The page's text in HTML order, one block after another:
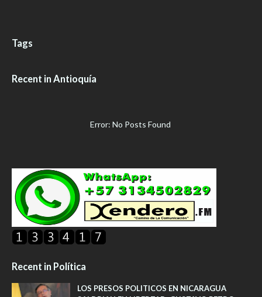
Tags
Recent in Antioquía
Error: No Posts Found
Recent in Política
LOS PRESOS POLITICOS EN NICARAGUA